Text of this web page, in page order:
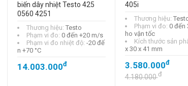
biến dây nhiệt Testo 425
0560 4251
Thương hiệu: Testo
Phạm vi đo: 0 đến +20 m/s
Phạm vi đo nhiệt độ: -20 đế
n +70 °C
14.003.000đ
405i
Thương hiệu:
Phạm vi đo: 0 đến
ho vận tốc
Kích thước sản
x 30 x 41 mm
3.580.000đ
4.180.000đ